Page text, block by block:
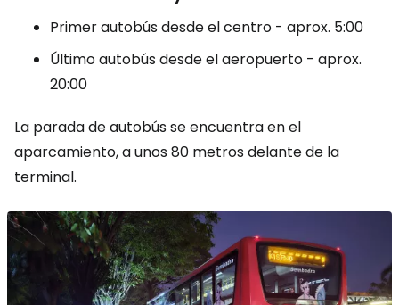
Primer autobús desde el centro - aprox. 5:00
Último autobús desde el aeropuerto - aprox.
20:00
La parada de autobús se encuentra en el
aparcamiento, a unos 80 metros delante de la
terminal.